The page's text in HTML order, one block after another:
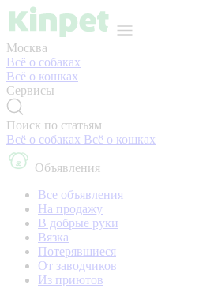
Москва
Всё о собаках
Всё о кошках
Сервисы
Поиск по статьям
Всё о собаках Всё о кошках
Объявления
Все объявления
На продажу
В добрые руки
Вязка
Потерявшиеся
От заводчиков
Из приютов